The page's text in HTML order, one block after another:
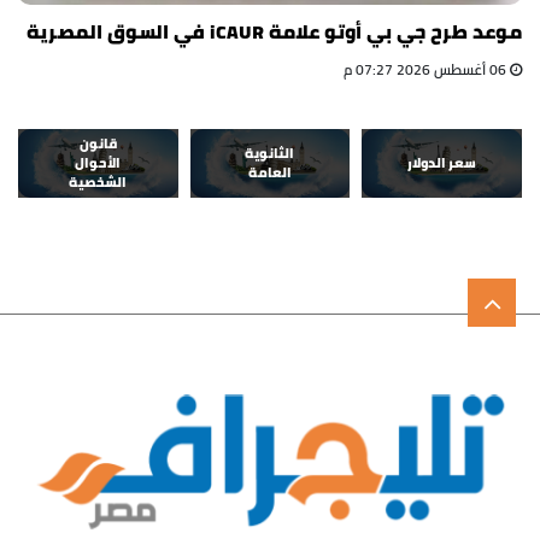
موعد طرح جي بي أوتو علامة iCAUR في السوق المصرية
سعر الدولار
الثانوية
العامة
قانون
الأحوال
الشخصية